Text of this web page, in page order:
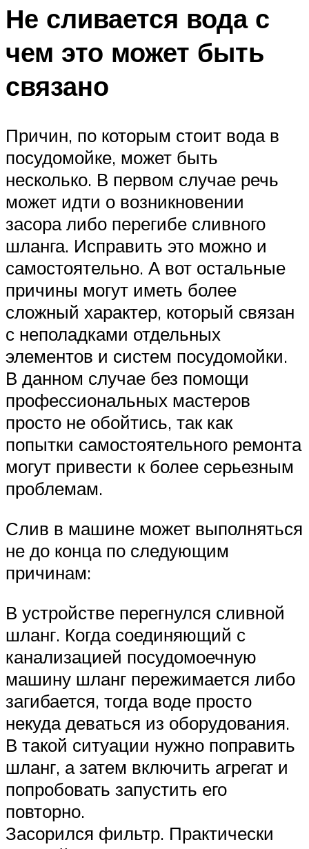
Не сливается вода с
чем это может быть
связано
Причин, по которым стоит вода в
посудомойке, может быть
несколько. В первом случае речь
может идти о возникновении
засора либо перегибе сливного
шланга. Исправить это можно и
самостоятельно. А вот остальные
причины могут иметь более
сложный характер, который связан
с неполадками отдельных
элементов и систем посудомойки.
В данном случае без помощи
профессиональных мастеров
просто не обойтись, так как
попытки самостоятельного ремонта
могут привести к более серьезным
проблемам.
Слив в машине может выполняться
не до конца по следующим
причинам:
В устройстве перегнулся сливной
шланг. Когда соединяющий с
канализацией посудомоечную
машину шланг пережимается либо
загибается, тогда воде просто
некуда деваться из оборудования.
В такой ситуации нужно поправить
шланг, а затем включить агрегат и
попробовать запустить его
повторно.
Засорился фильтр. Практически